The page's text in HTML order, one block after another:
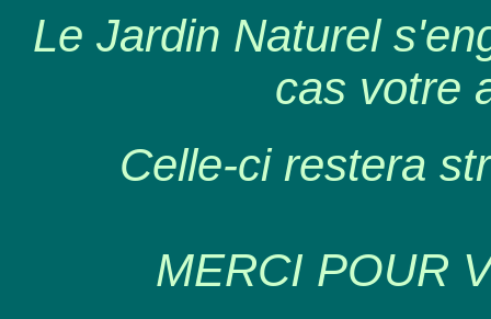
Le Jardin Naturel
cas votre
Celle-ci restera
MERCI POUR